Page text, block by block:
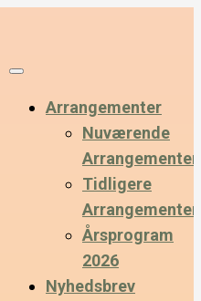
Arrangementer
Nuværende
Arrangementer
Tidligere
Arrangementer
Årsprogram
2026
Nyhedsbrev